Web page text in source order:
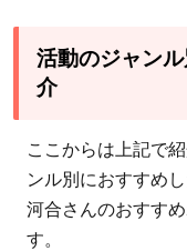
認定
ルド
ビジョ
ン・
ャパ
活動のジャン
介
ここからは上記で
ンル別におすすめ
河合さんのおすす
す。